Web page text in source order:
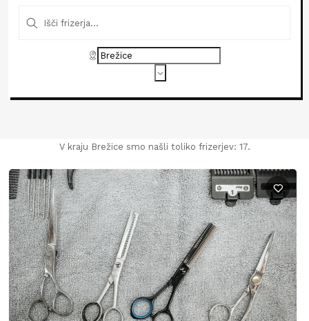
V kraju Brežice smo našli toliko frizerjev: 17.